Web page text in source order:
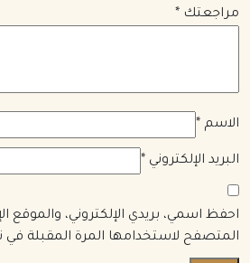
مراجعتك *
الاسم *
البريد الإلكتروني *
احفظ اسمي، بريدي الإلكتروني، والموقع
المتصفح لاستخدامها المرة المقبلة في